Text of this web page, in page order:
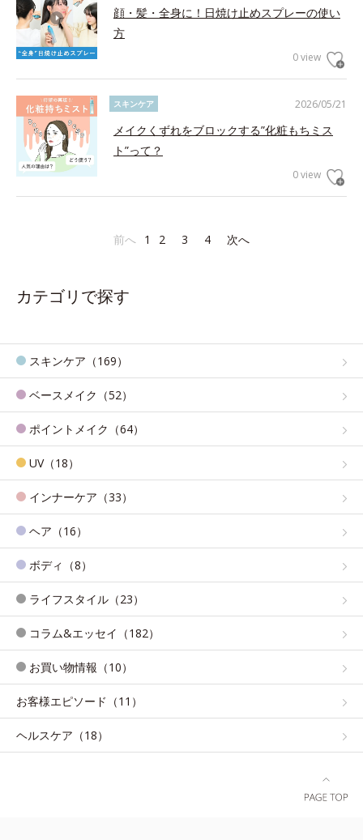
顔・髪・全身に！日焼け止めスプレーの使い
方
0 view
2026/05/21
スキンケア
メイクくずれをブロックする”化粧もちミス
ト”って？
0 view
前へ 1 2 3 4 次へ
カテゴリで探す
スキンケア（169）
ベースメイク（52）
ポイントメイク（64）
UV（18）
インナーケア（33）
ヘア（16）
ボディ（8）
ライフスタイル（23）
コラム&エッセイ（182）
お買い物情報（10）
お客様エピソード（11）
ヘルスケア（18）